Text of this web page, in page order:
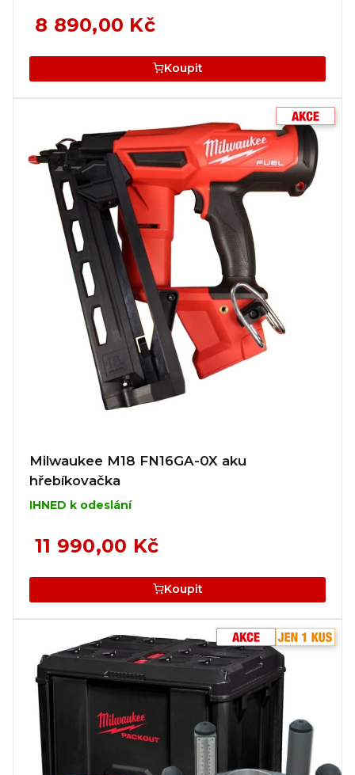
8 890,00 Kč
Koupit
Milwaukee M18 FN16GA-0X aku
hřebíkovačka
IHNED k odeslání
11 990,00 Kč
Koupit